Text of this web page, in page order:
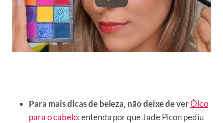
Para mais dicas de beleza, não deixe de verÓleo
para o cabelo: entenda por que Jade Picon pediu